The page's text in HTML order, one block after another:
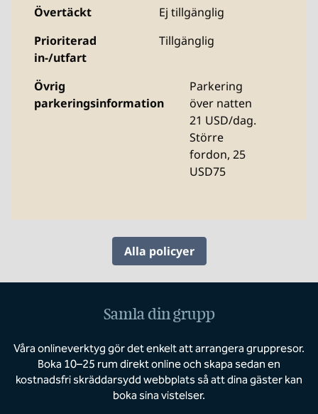
Övertäckt
Ej tillgänglig
Prioriterad
in-/utfart
Tillgänglig
Övrig
parkeringsinformation
Parkering
över natten
21 USD/dag.
Större
fordon, 25
USD75
Alla policyer
Samla din grupp
Våra onlineverktyg gör det enkelt att arrangera gruppresor.
Boka 10–25 rum direkt online och skapa sedan en
kostnadsfri skräddarsydd webbplats så att dina gäster kan
boka sina vistelser.